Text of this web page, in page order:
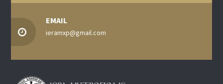
EMAIL
ieramxp@gmail.com